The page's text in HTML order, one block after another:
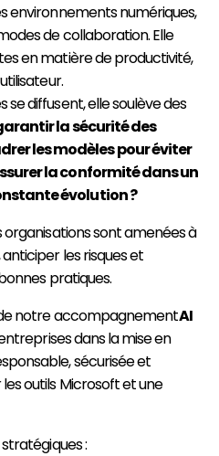
environnements numériques,
de collaboration. Elle
en matière de productivité,
se diffusent, elle soulève des
la sécurité des
les modèles pour éviter
la conformité dans un
évolution ?
organisations sont amenées à
les risques et
pratiques.
notre accompagnementAI
dans la mise en
sécurisée et
outils Microsoftet une
: